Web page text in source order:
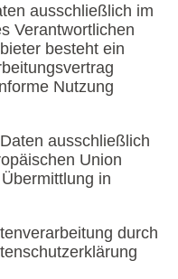
ausschließlich im
Verantwortlichen
besteht ein
Nutzung
ausschließlich
Union
in
durch